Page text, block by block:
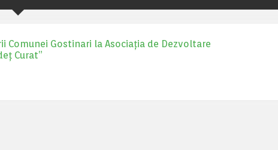
Comunei Gostinari la Asociaţia de Dezvoltare
Curat”